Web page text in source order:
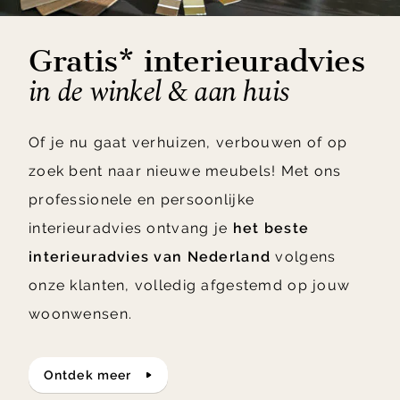
Gratis* interieuradvies
in de winkel & aan huis
Of je nu gaat verhuizen, verbouwen of op
zoek bent naar nieuwe meubels! Met ons
professionele en persoonlijke
interieuradvies ontvang je het beste
interieuradvies van Nederland volgens
onze klanten, volledig afgestemd op jouw
woonwensen.
ontdek meer